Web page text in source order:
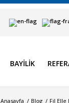
BAYILIK
Anasayfa / Blog / Fil Elle